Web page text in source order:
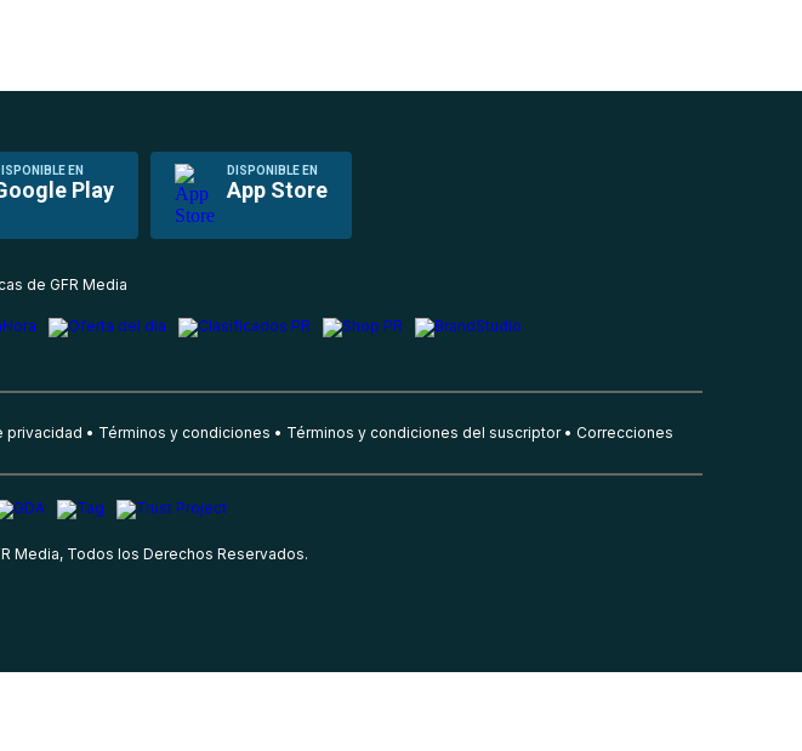
EN
Play
DISPONIBLE EN
App Store
de GFR Media
privacidad Términos y condiciones Términos y condiciones del suscriptor Correcciones
Media, Todos los Derechos Reservados.